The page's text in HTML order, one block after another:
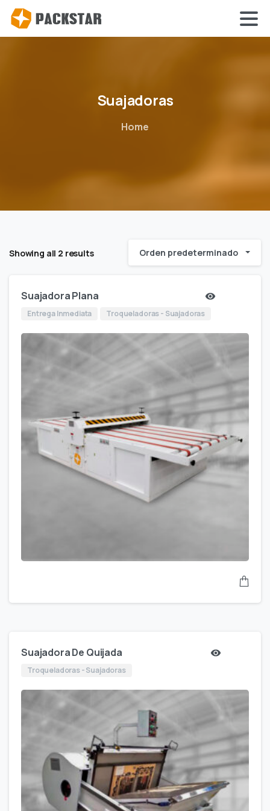
Suajadoras
Home
Showing all 2 results Orden predeterminado
Suajadora Plana
Entrega Inmediata Troqueladoras - Suajadoras
Suajadora De Quijada
Troqueladoras - Suajadoras